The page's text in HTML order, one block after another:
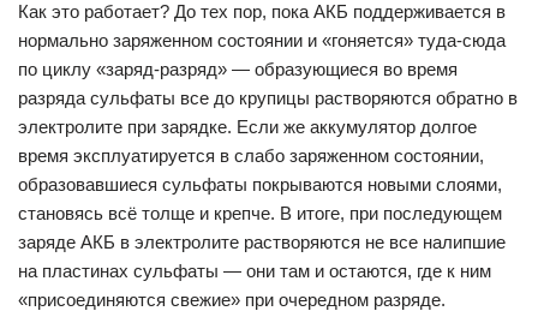
Как это работает? До тех пор, пока АКБ поддерживается в
нормально заряженном состоянии и «гоняется» туда-сюда
по циклу «заряд-разряд» — образующиеся во время
разряда сульфаты все до крупицы растворяются обратно в
электролите при зарядке. Если же аккумулятор долгое
время эксплуатируется в слабо заряженном состоянии,
образовавшиеся сульфаты покрываются новыми слоями,
становясь всё толще и крепче. В итоге, при последующем
заряде АКБ в электролите растворяются не все налипшие
на пластинах сульфаты — они там и остаются, где к ним
«присоединяются свежие» при очередном разряде.